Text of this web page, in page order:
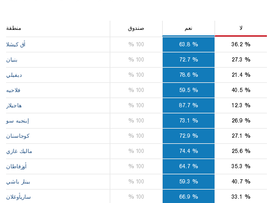
منطقة صندوق نعم لا
أق كيشلا %100 %
63.8 %
36.2
بنيان %100 %
72.7 %
ديفيلي %100 %
78.6 %
21.4
فلاحيه %100 %
59.5 %
40.5
هاجيلار %100 %
87.7 %
إينجيه سو %100 % %
26.9
كوجاسنان %100 %
72.9 %
ماليك غازي %100 %
74.4 %
25.6
أوزفاطان %100 %
64.7 %
بينار باشي %100 % %
40.7
ساريأوغلان %100 %
66.9 %